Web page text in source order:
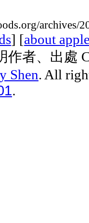
archives/
] [about
作者、出處
Shen. All
.